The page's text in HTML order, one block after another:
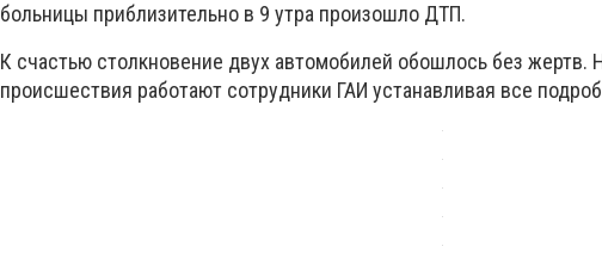
больницы приблизительно в 9 утра произошло ДТП.
К счастью столкновение двух автомобилей обошлось без жертв.
происшествия работают сотрудники ГАИ устанавливая все